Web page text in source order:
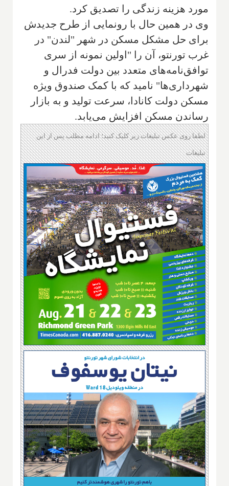
مورد هزینه زندگی را تصدیق کرد.
وی در همین حال با رونمایی از طرح جدیدش
برای حل مشکل مسکن در شهر "لندن" در
غرب تورنتو، آن را "اولین نمونه از سری
توافق‌نامه‌های متعدد بین دولت فدرال و
شهرداری‌ها" نامید که با کمک صندوق ویژه
مسکن دولت کانادا، سرعت تولید و به بازار
رساندن مسکن افزایش می‌یابد.
لطفا روی عکس تبلیغات زیر کلیک کنید؛ ادامه مطلب پس از این
تبلیغات